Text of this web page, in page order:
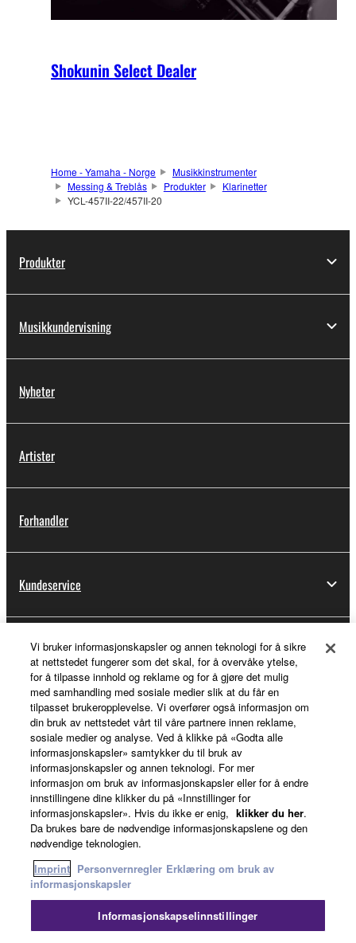
Shokunin Select Dealer
Home - Yamaha - Norge
Musikkinstrumenter
Messing & Treblås
Produkter
Klarinetter
YCL-457II-22/457II-20
Produkter
Musikkundervisning
Nyheter
Artister
Forhandler
Kundeservice
Min Yamaha Music ID
Om Yamaha
Norge - Norwegian
Virksomhet
Vi bruker informasjonskapsler og annen teknologi for å sikre
at nettstedet fungerer som det skal, for å overvåke ytelse,
for å tilpasse innhold og reklame og for å gjøre det mulig
med samhandling med sosiale medier slik at du får en
tilpasset brukeropplevelse. Vi overfører også informasjon om
din bruk av nettstedet vårt til våre partnere innen reklame,
sosiale medier og analyse. Ved å klikke på «Godta alle
informasjonskapsler» samtykker du til bruk av
informasjonskapsler og annen teknologi. For mer
informasjon om bruk av informasjonskapsler eller for å endre
innstillingene dine klikker du på «Innstillinger for
informasjonskapsler». Hvis du ikke er enig, klikker du her.
Da brukes bare de nødvendige informasjonskapslene og den
nødvendige teknologien.
Imprint Personvernregler Erklæring om bruk av
informasjonskapsler
Informasjonskapselinnstillinger